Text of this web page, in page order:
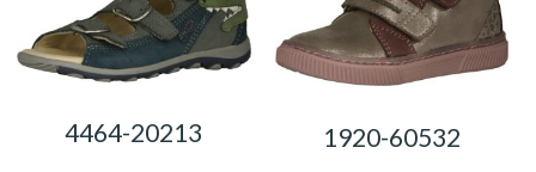
4464-20213 1920-60532